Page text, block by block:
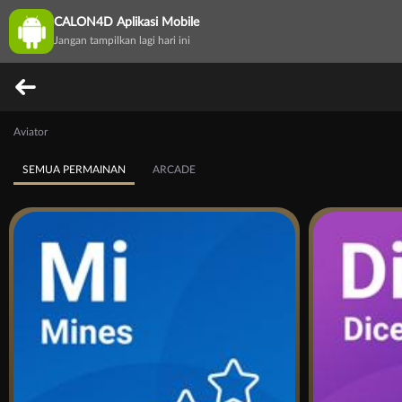
CALON4D Aplikasi Mobile
Jangan tampilkan lagi hari ini
Aviator
SEMUA PERMAINAN ARCADE